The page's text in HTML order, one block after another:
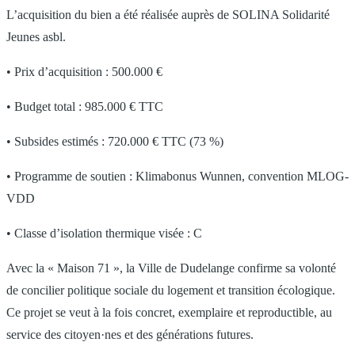
L’acquisition du bien a été réalisée auprès de SOLINA Solidarité
Jeunes asbl.
• Prix d’acquisition : 500.000 €
• Budget total : 985.000 € TTC
• Subsides estimés : 720.000 € TTC (73 %)
• Programme de soutien : Klimabonus Wunnen, convention MLOG-
VDD
• Classe d’isolation thermique visée : C
Avec la « Maison 71 », la Ville de Dudelange confirme sa volonté
de concilier politique sociale du logement et transition écologique.
Ce projet se veut à la fois concret, exemplaire et reproductible, au
service des citoyen·nes et des générations futures.